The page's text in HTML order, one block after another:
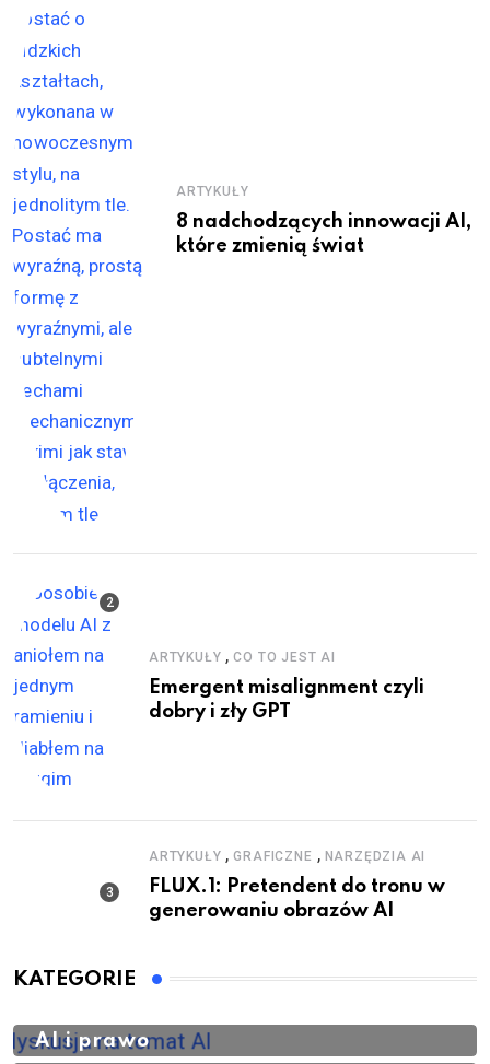
ARTYKUŁY
8 nadchodzących innowacji AI,
które zmienią świat
ARTYKUŁY ,CO TO JEST AI
Emergent misalignment czyli
dobry i zły GPT
ARTYKUŁY ,GRAFICZNE , NARZĘDZIA AI
FLUX.1: Pretendent do tronu w
generowaniu obrazów AI
KATEGORIE
AI i prawo